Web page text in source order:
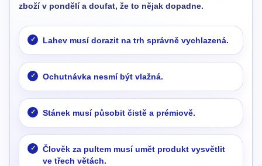
zboží v pondělí a doufat, že to nějak dopadne.
Lahev musí dorazit na trh správně vychlazená.
Ochutnávka nesmí být vlažná.
Stánek musí působit čistě a prémiově.
Člověk za pultem musí umět produkt vysvětlit
ve třech větách.